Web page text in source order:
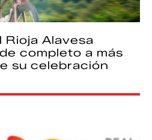
Rioja Alavesa
completo a más
su celebración